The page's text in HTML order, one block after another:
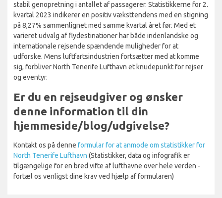
stabil genopretning i antallet af passagerer. Statistikkerne for 2.
kvartal 2023 indikerer en positiv væksttendens med en stigning
på 8,27% sammenlignet med samme kvartal året før. Med et
varieret udvalg af flydestinationer har både indenlandske og
internationale rejsende spændende muligheder for at
udforske. Mens luftfartsindustrien fortsætter med at komme
sig, forbliver North Tenerife Lufthavn et knudepunkt for rejser
og eventyr.
Er du en rejseudgiver og ønsker
denne information til din
hjemmeside/blog/udgivelse?
Kontakt os på denne formular for at anmode om statistikker for
North Tenerife Lufthavn (Statistikker, data og infografik er
tilgængelige for en bred vifte af lufthavne over hele verden -
fortæl os venligst dine krav ved hjælp af formularen)